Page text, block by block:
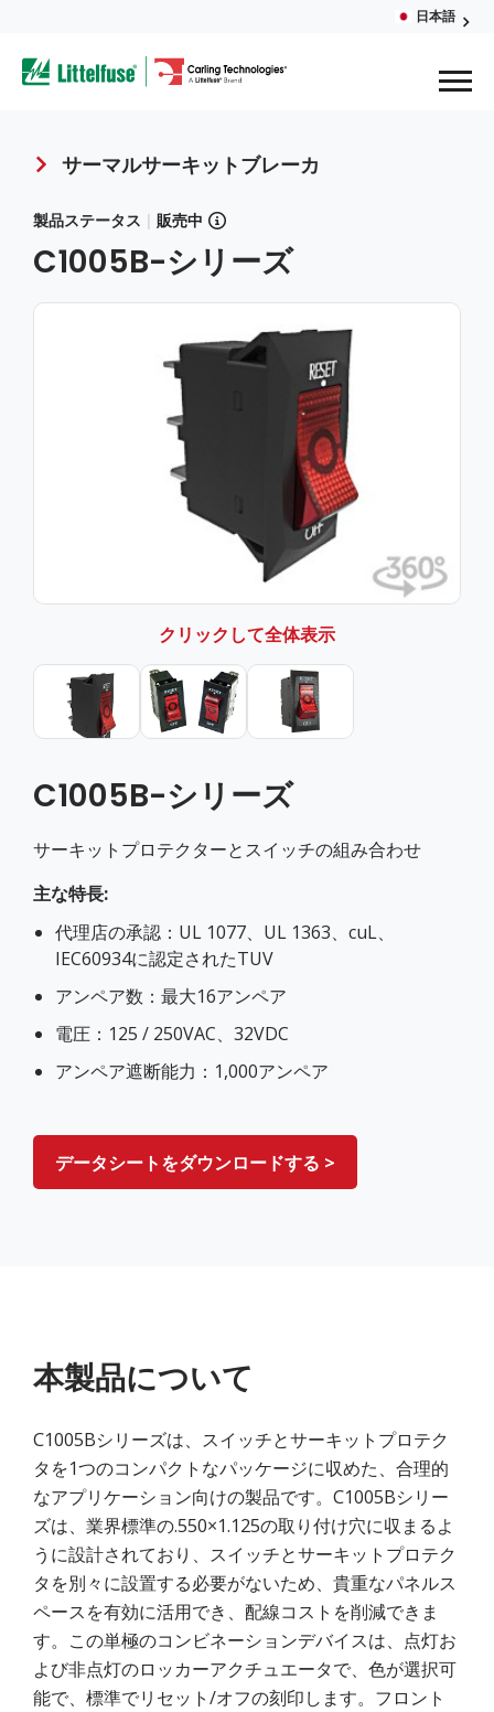
main
content
日本語
Breadcrumb
サーマルサーキットブレーカ
製品ステータス | 販売中
C1005B-シリーズ
クリックして全体表示
C1005B-シリーズ
サーキットプロテクターとスイッチの組み合わせ
主な特長:
代理店の承認：UL 1077、UL 1363、cuL、
IEC60934に認定されたTUV
アンペア数：最大16アンペア
電圧：125 / 250VAC、32VDC
アンペア遮断能力：1,000アンペア
データシートをダウンロードする >
本製品について
C1005Bシリーズは、スイッチとサーキットプロテク
タを1つのコンパクトなパッケージに収めた、合理的
なアプリケーション向けの製品です。C1005Bシリー
ズは、業界標準の.550×1.125の取り付け穴に収まるよ
うに設計されており、スイッチとサーキットプロテク
タを別々に設置する必要がないため、貴重なパネルス
ペースを有効に活用でき、配線コストを削減できま
す。この単極のコンビネーションデバイスは、点灯お
よび非点灯のロッカーアクチュエータで、色が選択可
能で、標準でリセット/オフの刻印します。フロント